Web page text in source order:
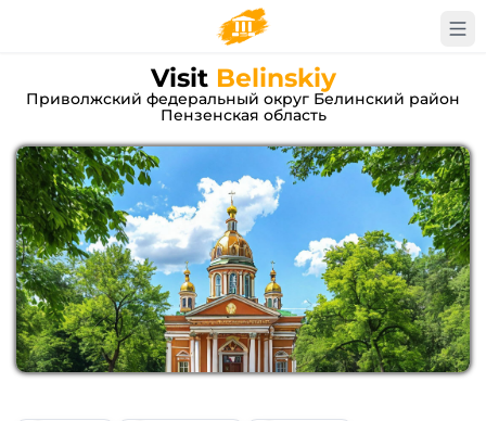
Visit Belinskiy
Приволжский федеральный округ Белинский район
Пензенская область